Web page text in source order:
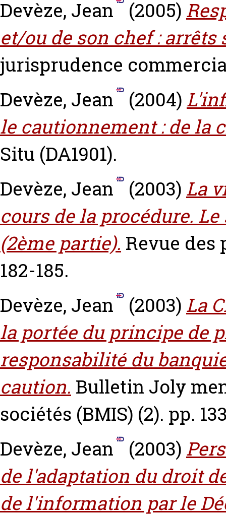
Devèze, Jean (2005)
et/ou de son chef : arrêts
jurisprudence
Devèze, Jean
(2004)
le cautionnement : de la
Situ (DA1901).
Devèze, Jean
(2003) La
cours de la procédure.
(2ème partie). Revue des
182-185.
Devèze, Jean
(2003) La
la portée du principe de
responsabilité du
caution. Bulletin Joly
sociétés (BMIS) (2). pp.
Devèze, Jean
(2003)
de l'adaptation du droit
de l'information par le